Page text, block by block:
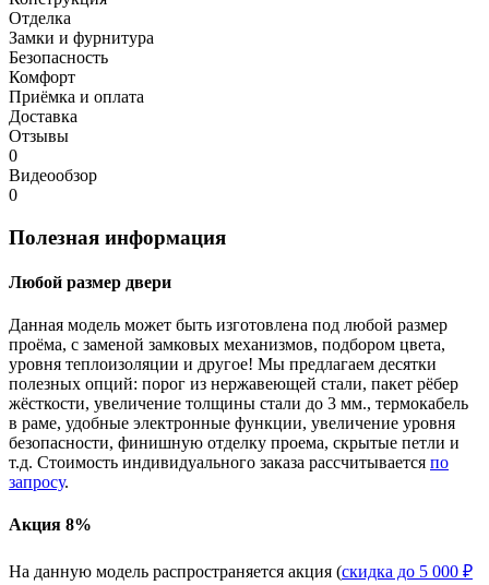
Отделка
Замки и фурнитура
Безопасность
Комфорт
Приёмка и оплата
Доставка
Отзывы
0
Видеообзор
0
Полезная информация
Любой размер двери
Данная модель может быть изготовлена под любой размер
проёма, с заменой замковых механизмов, подбором цвета,
уровня теплоизоляции и другое! Мы предлагаем десятки
полезных опций: порог из нержавеющей стали, пакет рёбер
жёсткости, увеличение толщины стали до 3 мм., термокабель
в раме, удобные электронные функции, увеличение уровня
безопасности, финишную отделку проема, скрытые петли и
т.д. Стоимость индивидуального заказа рассчитывается по
запросу.
Акция 8%
На данную модель распространяется акция (скидка до 5 000 ₽